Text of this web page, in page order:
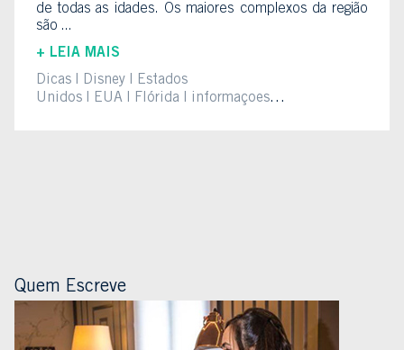
de todas as idades. Os maiores complexos da região
são ...
+ LEIA MAIS
Dicas
Disney
Estados
Unidos
EUA Flórida
informaçoes
Quem Escreve